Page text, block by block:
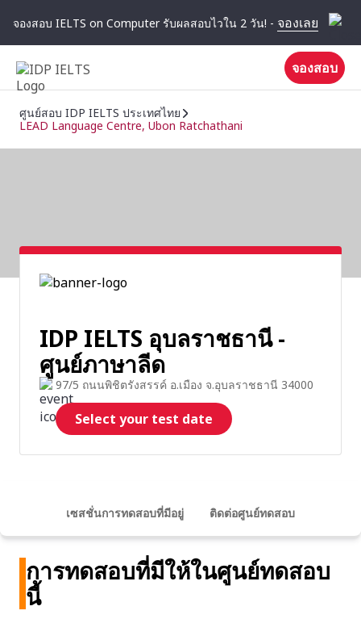
จองสอบ IELTS on Computer รับผลสอบไวใน 2 วัน! - จองเลย
จองสอบ
ศูนย์สอบ IDP IELTS ประเทศไทย
LEAD Language Centre, Ubon Ratchathani
IDP IELTS อุบลราชธานี -
ศูนย์ภาษาลีด
97/5 ถนนพิชิตรังสรรค์ อ.เมือง จ.อุบลราชธานี 34000
Select your test date
เซสชั่นการทดสอบที่มีอยู่ ติดต่อศูนย์ทดสอบ
การทดสอบที่มีให้ในศูนย์ทดสอบ
นี้